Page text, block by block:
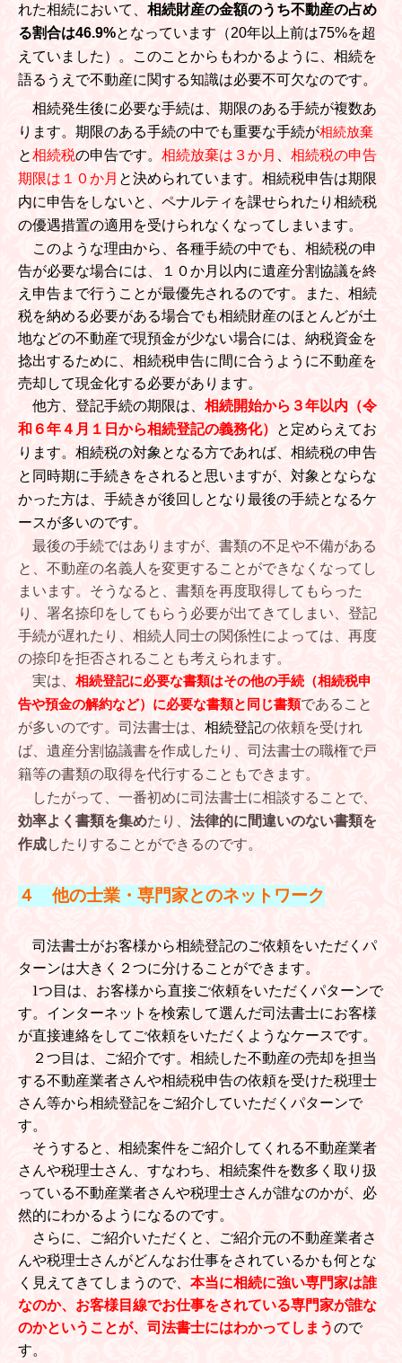
れた相続において、 相続財産の金額のうち不動産の占め
る割合は46.9%となっています（20年以上前は75%を超
えていました）。このことからもわかるように、相続を
語るうえで不動産に関する知識は必要不可欠なのです。
相続発生後に必要な手続は、期限のある手続が複数あ
ります。期限のある手続の中でも重要な手続が相続放棄
と相続税の申告です。 相続放棄は３か月 、 相続税の申告
期限は１０か月 と決められています。相続税申告は期限
内に申告をしないと、ペナルティを課せられたり相続税
の優遇措置の適用を受けられなくなってしまいます。
このような理由から、各種手続の中でも、相続税の申
告が必要な場合には、１０か月以内に遺産分割協議を終
え申告まで行うことが最優先されるのです。また、相続
税を納める必要がある場合でも相続財産のほとんどが土
地などの不動産で現預金が少ない場合には、納税資金を
捻出するために、相続税申告に間に合うように不動産を
売却して現金化する必要があります。
他方、登記手続の期限は、 相続開始から３年以内（令
和６年４月１日から相続登記の義務化）
と定めらえてお
ります。相続税の対象となる方であれば、相続税の申告
と同時期に手続きをされると思いますが、対象とならな
かった方は、手続きが後回しとなり 最後の手続となるケ
ースが多いのです。
最後の手続ではありますが、書類の不足や不備がある
と、不動産の名義人を変更することができなくなってし
まいます。そうなると、書類を再度取得してもらった
り、署名捺印をしてもらう必要が出てきてしまい、登記
手続が遅れたり、相続人同士の関係性によっては、再度
の捺印を拒否されることも考えられます。
実は、 相続登記に必要な書類はその他の手続（相続税申
告や預金の解約など）に必要な書類と同じ書類であること
が多いのです。 司法書士は、 相続登記の依頼を受けれ
ば、 遺産分割協議書を作成したり、司法書士の職権で戸
籍等の書類の取得を代行することもできます。
したがって、 一番初めに司法書士に相談することで、
効率よく書類を集めたり、 法律的に間違いのない書類を
作成したりすることができるのです。
４ 他の士業・専門家とのネットワーク
司法書士がお客様から相続登記のご依頼をいただくパ
ターンは大きく２つに分けることができます。
1つ目は、お客様から直接ご依頼をいただくパターンで
す。インターネットを検索して選んだ司法書士にお客様
が直接連絡をしてご依頼をいただくようなケースです。
２つ目は、ご紹介です。相続した不動産の売却を担当
する不動産業者さんや相続税申告の依頼を受けた税理士
さん等から相続登記をご紹介していただくパターンで
す。
そうすると、相続案件をご紹介してくれる不動産業者
さんや税理士さん、すなわち、相続案件を数多く取り扱
っている不動産業者さんや税理士さんが誰なのかが、必
然的にわかるようになるのです。
さらに、ご紹介いただくと、ご紹介元の不動産業者さ
んや税理士さんがどんなお仕事をされているかも何とな
く見えてきてしまうので、 本当に相続に強い専門家は誰
なのか、お客様目線でお仕事をされている専門家が誰な
のかということが、司法書士にはわかってしまうので
す。